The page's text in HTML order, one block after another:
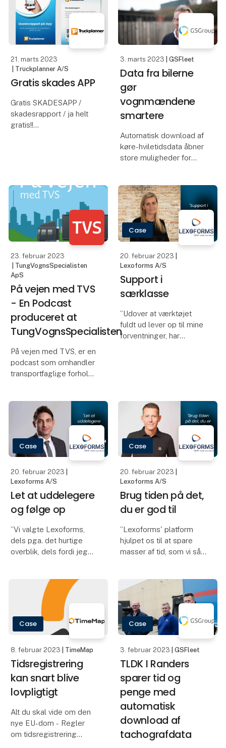
meget
with the 3PL Dynamics
solution from Boltrics.
With the partnership, B
21. marts 2023
| Truckplanner A/S
Gratis skades APP
Gratis SKADESAPP /
skadesrapport / ja helt
gratis!!
digitaliseringen og give
alle mulighed for at ko
3. marts 2023 | GSFleet
Data fra bilerne
gør
vognmændene
smartere
Automatisk download af
køre-hviletidsdata åbner
store muligheder for
med flådestyring,
temperaturovervågning
og visualisering af anden
data. Det kan danne
grundlag f
23. februar 2023
| TungVognsSpecialisten
ApS
På vejen med TVS
- En Podcast
produceret at
TungVognsSpecialisten
På vejen med TVS, er en
podcast som omhandler
transportfaglige forhold.
drøfte køre- og
hviletidsreglerne,
Arbejdstidsreglerne, EU-
reglerne, informationer
fra FærdselsStyre
Case
20. februar 2023
Lexoforms A/S
Support i
særklasse
”Udover at værktøjet
fuldt ud lever op til mine
forventninger, har
Lexoforms gør det mere
overskueligt, og er
Case
20. februar 2023
Lexoforms A/S
Let at uddelegere
og følge op
”Vi valgte Lexoforms,
dels pga. det hurtige
overblik, dels fordi jeg
opgaver til mine 8
medarbejdere.
I GDPR-håndteringen er
der mange processer,
Case
20. februar 2023
Lexoforms A/S
Brug tiden på det,
du er god til
”Lexoforms' platform
hjulpet os til at spare
masser af tid, som vi så
Hos Kendskab vil vi helst
bruge tiden på vores
kunder, og det vi er
gode til, nemlig online m
Case
8. februar 2023 | TimeMap
Tidsregistrering
kan snart blive
lovpligtigt
Alt du skal vide om den
nye EU-dom - Regler
om tidsregistrering
Case
3. februar 2023 | GSFleet
TLDK I Randers
sparer tid og
penge med
automatisk
download af
tachografdata